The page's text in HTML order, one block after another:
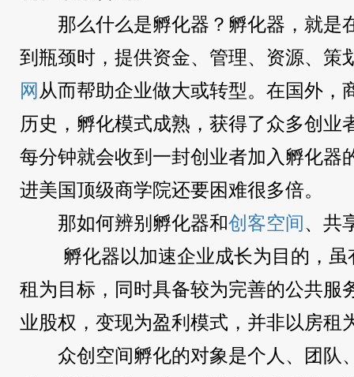
那么什么是孵化器？孵化器，就是
到瓶颈时，提供资金、管理、资源、策
网 从而帮助企业做大或转型。在国外，
历史，孵化模式成熟，获得了众多创业
每分钟就会收到一封创业者加入孵化器
进美国顶级商学院还要困难很多倍。
那如何辨别孵化器和创客空间、共
孵化器以加速企业成长为目的，
租为目标，同时具备较为完善的公共服
业股权，变现为盈利模式，并非以房租
众创空间孵化的对象是个人、团队